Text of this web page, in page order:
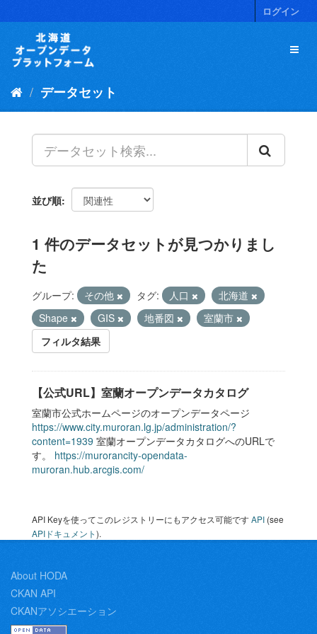
キ
ログイン
データセット
並び順
1 件のデータセットが見つかりまし
た
グループ: その他 タグ: 人口
北海道
Shape
GIS 地番図
室蘭市
フィルタ結果
【公式URL】室蘭オープンデータカタログ
室蘭市公式ホームページのオープンデータページ
https://www.city.muroran.lg.jp/administration/?
content=1939 室蘭オープンデータカタログへのURLで
す。 https://murorancity-opendata-
muroran.hub.arcgis.com/
API Keyを使ってこのレジストリーにもアクセス可能ですAPI (see
APIドキュメント).
About HODA
CKAN API
CKANアソシエーション